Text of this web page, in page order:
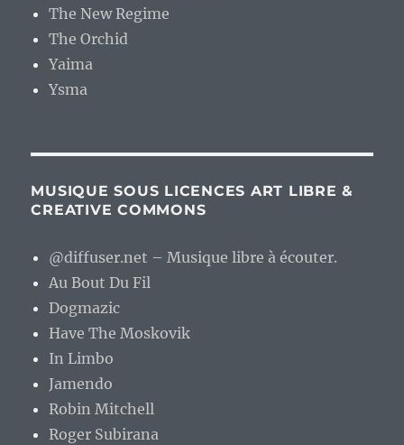
The New Regime
The Orchid
Yaima
Ysma
MUSIQUE SOUS LICENCES ART LIBRE &
CREATIVE COMMONS
@diffuser.net – Musique libre à écouter.
Au Bout Du Fil
Dogmazic
Have The Moskovik
In Limbo
Jamendo
Robin Mitchell
Roger Subirana